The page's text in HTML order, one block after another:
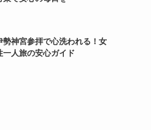
勢神宮参拝で心洗われる！女
一人旅の安心ガイド